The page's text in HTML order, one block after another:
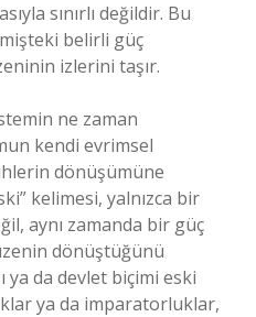
sınırlı değildir. Bu
belirli güç
izlerini taşır.
ne zaman
kendi evrimsel
dönüşümüne
kelimesi, yalnızca bir
aynı zamanda bir güç
dönüştüğünü
da devlet biçimi eski
ya da imparatorluklar,